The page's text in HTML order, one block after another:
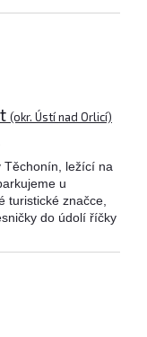
(okr. Ústí nad Orlicí)
Těchonín, ležící na
u
turistické značce,
do údolí říčky